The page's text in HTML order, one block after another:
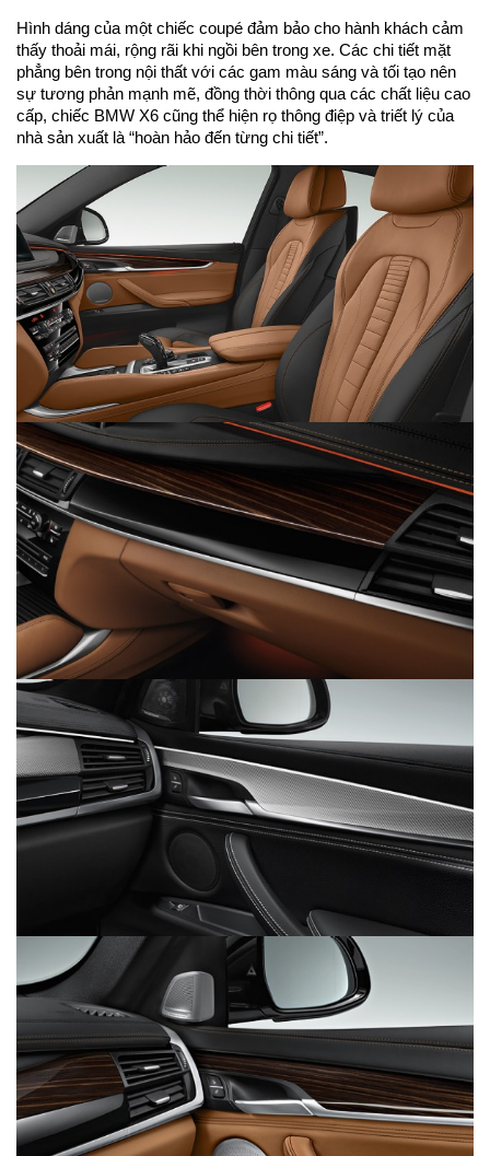
Hình dáng của một chiếc coupé đảm bảo cho hành khách cảm
thấy thoải mái, rộng rãi khi ngồi bên trong xe. Các chi tiết mặt
phẳng bên trong nội thất với các gam màu sáng và tối tạo nên
sự tương phản mạnh mẽ, đồng thời thông qua các chất liệu cao
cấp, chiếc BMW X6 cũng thể hiện rọ thông điệp và triết lý của
nhà sản xuất là “hoàn hảo đến từng chi tiết”.